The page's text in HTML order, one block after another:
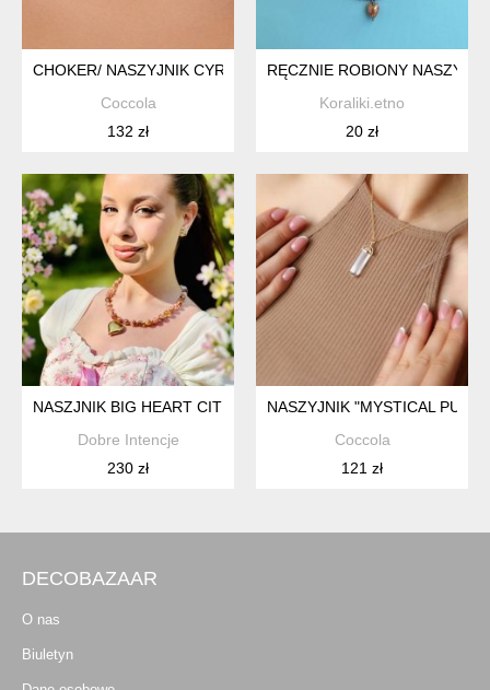
CHOKER/ NASZYJNIK CYRKONIE "MOON-STARS"- SREBRO
Coccola
132 zł
RĘCZNIE ROBIONY
Koraliki.etno
20 zł
NASZJNIK BIG HEART CITRINE
Dobre Intencje
230 zł
NASZYJNIK "MYSTICAL
Coccola
121 zł
DECOBAZAAR
O nas
Biuletyn